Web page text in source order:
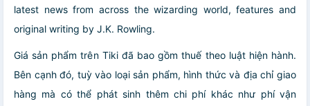
latest news from across the wizarding world, features and
original writing by J.K. Rowling.
Giá sản phẩm trên Tiki đã bao gồm thuế theo luật hiện hành.
Bên cạnh đó, tuỳ vào loại sản phẩm, hình thức và địa chỉ giao
hàng mà có thể phát sinh thêm chi phí khác như phí vận